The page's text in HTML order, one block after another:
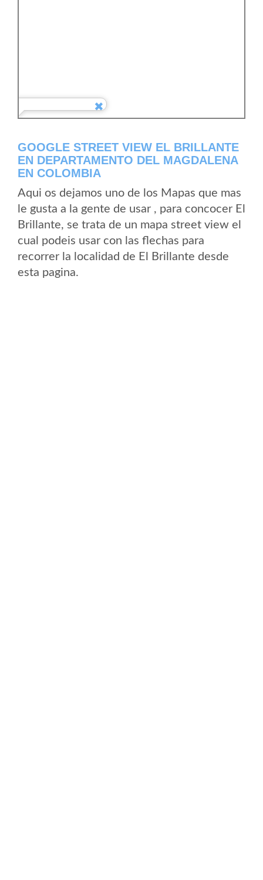
GOOGLE STREET VIEW EL BRILLANTE
EN DEPARTAMENTO DEL MAGDALENA
EN COLOMBIA
Aqui os dejamos uno de los Mapas que mas
le gusta a la gente de usar , para concocer El
Brillante, se trata de un mapa street view el
cual podeis usar con las flechas para
recorrer la localidad de El Brillante desde
esta pagina.